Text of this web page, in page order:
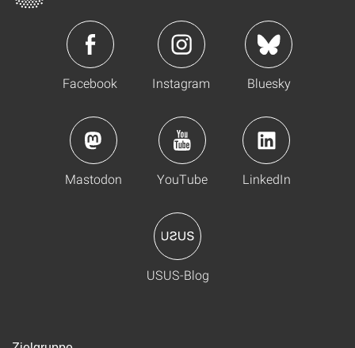
Facebook Instagram Bluesky
Mastodon YouTube LinkedIn
USUS-Blog